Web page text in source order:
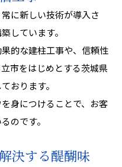
に新しい技術が導入さ
しています。
的な建柱工事や、信頼性
市をはじめとする茨城県
おります。
身につけることで、お客
のです。
決する醍醐味